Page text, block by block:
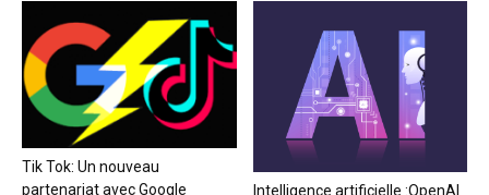
Tik Tok: Un nouveau
partenariat avec Google
Intelligence artificielle :OpenAI